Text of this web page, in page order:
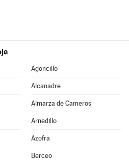
Agoncillo
Alcanadre
Almarza de Cameros
Arnedillo
Azofra
Berceo